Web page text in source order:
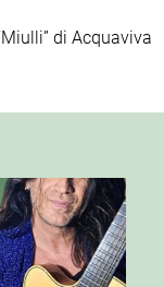
di Acquaviva